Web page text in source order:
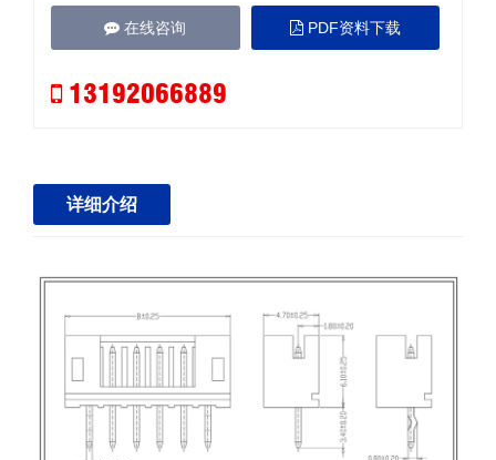
在线咨询 PDF资料下载
13192066889
详细介绍